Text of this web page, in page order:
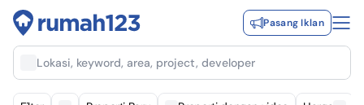
Pasang Iklan
Lokasi, keyword, area, project, developer